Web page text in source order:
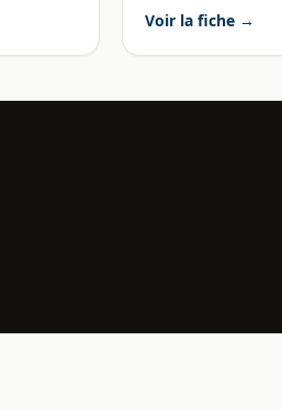
Voir la fiche →